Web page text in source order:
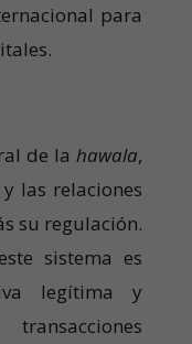
para
de lahawala,
las relaciones
su regulación.
sistema es
legítima y